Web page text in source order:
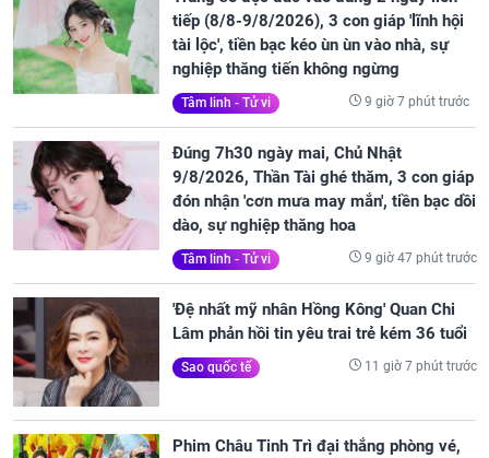
tiếp (8/8-9/8/2026), 3 con giáp 'lĩnh hội
tài lộc', tiền bạc kéo ùn ùn vào nhà, sự
nghiệp thăng tiến không ngừng
Tâm linh - Tử vi 9 giờ 7 phút trước
Đúng 7h30 ngày mai, Chủ Nhật
9/8/2026, Thần Tài ghé thăm, 3 con giáp
đón nhận 'cơn mưa may mắn', tiền bạc dồi
dào, sự nghiệp thăng hoa
Tâm linh - Tử vi 9 giờ 47 phút trước
'Đệ nhất mỹ nhân Hồng Kông' Quan Chi
Lâm phản hồi tin yêu trai trẻ kém 36 tuổi
Sao quốc tế 11 giờ 7 phút trước
Phim Châu Tinh Trì đại thắng phòng vé,